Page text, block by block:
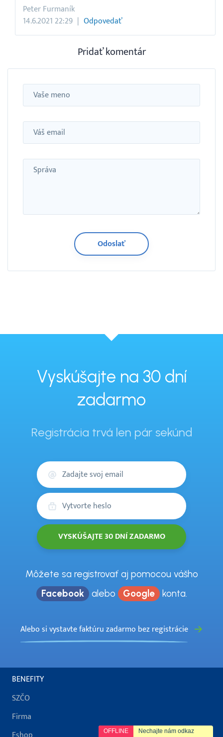
Peter Furmaník
14.6.2021 22:29
Odpovedať
Pridať komentár
Meno
Email
Správa
Vyskúšajte na 30 dní
zadarmo
Registrácia trvá len pár sekúnd
Váš
email
Môžete sa registrovať aj pomocou vášho
Facebook alebo Google konta.
Alebo si vystavte faktúru zadarmo bez registrácie
BENEFITY
SZČO
Firma
OFFLINE Nechajte nám odkaz